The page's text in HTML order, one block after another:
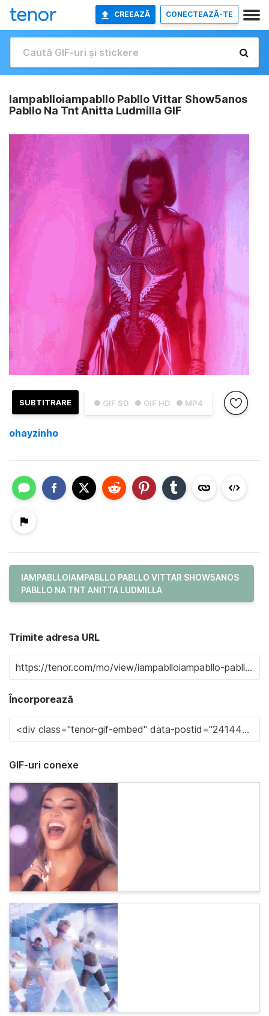
CREEAZĂ CONECTEAZĂ-TE
Iampablloiampabllo Pabllo Vittar Show5anos
Pabllo Na Tnt Anitta Ludmilla GIF
● GIF SD ● GIF HD ● MP4
SUBTITRARE
ohayzinho
IAMPABLLOIAMPABLLO PABLLO VITTAR SHOW5ANOS
PABLLO NA TNT ANITTA LUDMILLA
Trimite adresa URL
Încorporează
GIF-uri conexe